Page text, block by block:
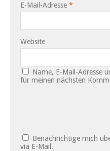
E-Mail-Adresse *
Website
Name, E-Mail-Adresse
für meinen nächsten
Benachrichtige mich
via E-Mail.